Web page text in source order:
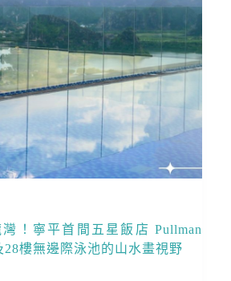
！寧平首間五星飯店 Pullman
樓無邊際泳池的山水畫視野